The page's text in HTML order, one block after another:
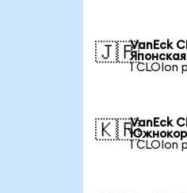
🇯🇵VanEck
1 CLOIon
🇰🇷VanEck
1 CLOIon